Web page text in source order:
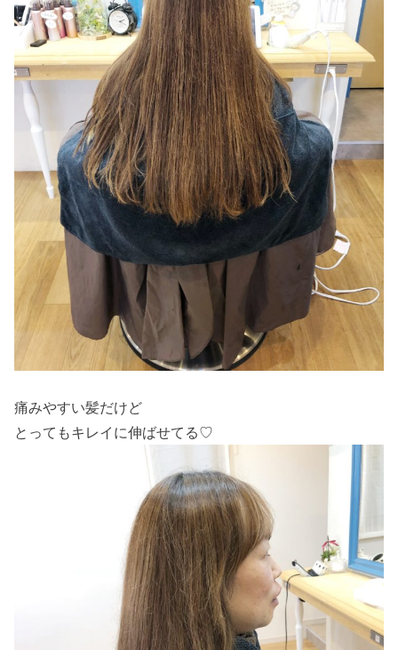
痛みやすい髪だけど
とってもキレイに伸ばせてる♡